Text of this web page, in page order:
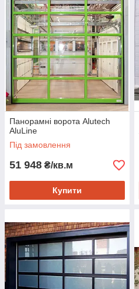
Панорамні ворота Alutech
AluLine
Під замовлення
51 948 ₴/кв.м
Купити